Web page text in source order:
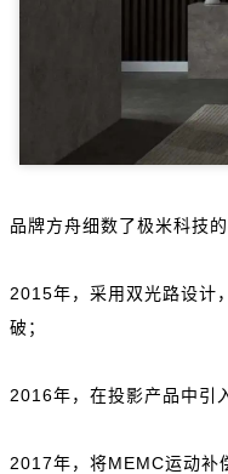
品牌方舟细数了极米科技
2015年，采用双光路设计
破；
2016年，在投影产品中引
2017年，将MEMC运动补